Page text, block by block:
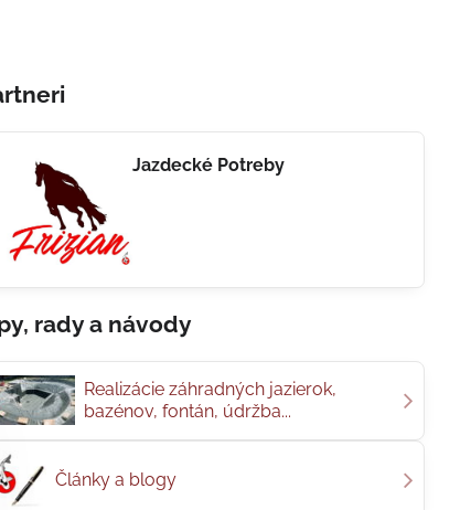
Jazdecké Potreby
rady a návody
Realizácie záhradných jazierok,
bazénov, fontán, údržba...
Články a blogy